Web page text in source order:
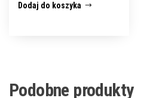
Dodaj do koszyka
Podobne produkty